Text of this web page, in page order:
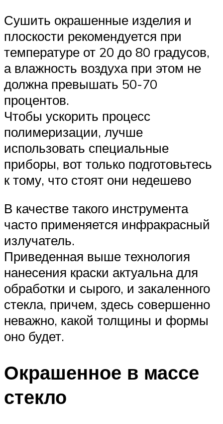
Сушить окрашенные изделия и
плоскости рекомендуется при
температуре от 20 до 80 градусов,
а влажность воздуха при этом не
должна превышать 50-70
процентов.
Чтобы ускорить процесс
полимеризации, лучше
использовать специальные
приборы, вот только подготовьтесь
к тому, что стоят они недешево
В качестве такого инструмента
часто применяется инфракрасный
излучатель.
Приведенная выше технология
нанесения краски актуальна для
обработки и сырого, и закаленного
стекла, причем, здесь совершенно
неважно, какой толщины и формы
оно будет.
Окрашенное в массе
стекло